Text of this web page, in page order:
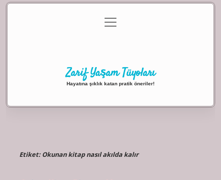
Gizlilik Politikası
menüyü
aç
Zarif Yaşam Tüyoları
Hayatına şıklık katan pratik öneriler!
Etiket:Okunan kitap nasıl akılda kalır